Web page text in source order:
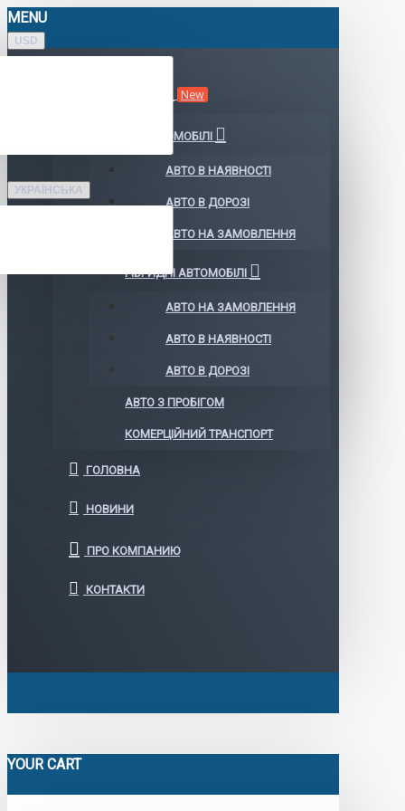
MENU
USD
УКРАЇНСЬКА
New
ЕЛЕКТРОМОБІЛІ
АВТО В НАЯВНОСТІ
АВТО В ДОРОЗІ
АВТО НА ЗАМОВЛЕННЯ
ГІБРИДНІ АВТОМОБІЛІ
АВТО НА ЗАМОВЛЕННЯ
АВТО В НАЯВНОСТІ
АВТО В ДОРОЗІ
АВТО З ПРОБІГОМ
КОМЕРЦІЙНИЙ ТРАНСПОРТ
ГОЛОВНА
НОВИНИ
ПРО КОМПАНИЮ
КОНТАКТИ
YOUR CART